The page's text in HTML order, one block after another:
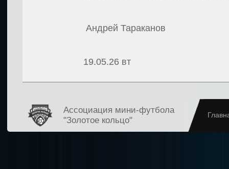
Андрей Тараканов
19.05.26 вт
Ассоциация мини-футбола
"Золотое кольцо"